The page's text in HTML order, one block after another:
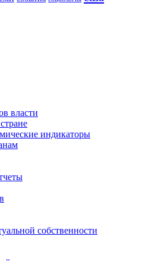
власти
индикаторы
собственности